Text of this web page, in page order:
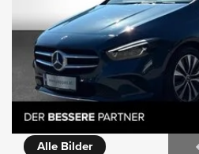
Alle Bilder